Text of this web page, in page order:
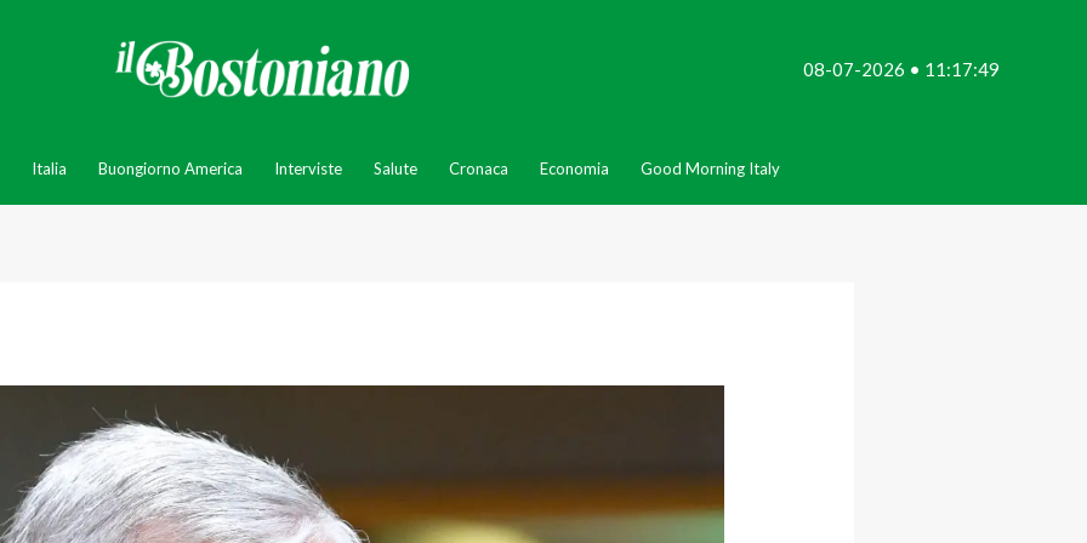
08-07-2026 • 11:17:49
Italia Buongiorno America Interviste Salute Cronaca Economia Good Morning Italy